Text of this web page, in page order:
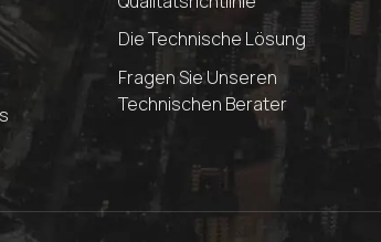
Die Technische Lösung
Fragen Sie Unseren
Technischen Berater